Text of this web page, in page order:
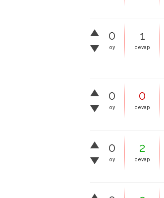
0
oy
1
cevap
0
oy
0
cevap
0
oy
2
cevap